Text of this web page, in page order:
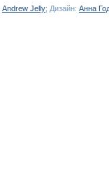
Andrew Jelly; Дизайн: Анна